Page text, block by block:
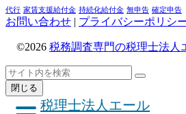
代行 家賃支援給付金 持続化給付金 無申告 確定申告
お問い合わせ | プライバシーポリシ
©2026 税務調査専門の税理士法人
ト
ッ
プ
検
索
検
閉じる
税理士法人エール